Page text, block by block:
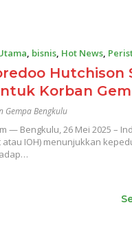
, bisnis, Hot News,
Hutchison
Korban
Gempa Bengkulu
— Bengkulu, 26 Mei 2025 –
IOH) menunjukkan